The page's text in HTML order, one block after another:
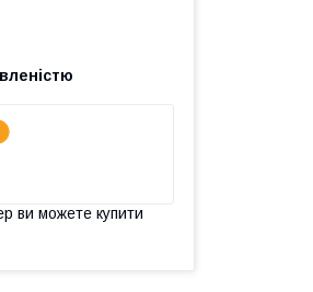
ви можете купити